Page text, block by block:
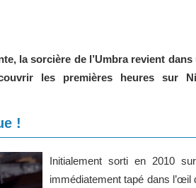
la sorcière de l’Umbra revient
les premières heures sur
!
Initialement sorti en 2010
immédiatement tapé dans